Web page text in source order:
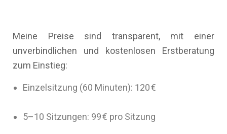
Meine Preise sind transparent, mit einer
unverbindlichen und kostenlosen Erstberatung
zum Einstieg:
Einzelsitzung (60 Minuten): 120 €
5–10 Sitzungen: 99 € pro Sitzung